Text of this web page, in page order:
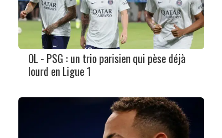
OL - PSG : un trio parisien qui pèse déjà
lourd en Ligue 1